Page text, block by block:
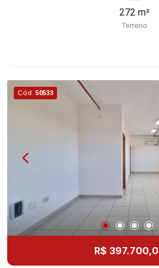
selecionou para você: - 272m² de área terreno -
Plano - Esquina positiva Martinelli Imobiliária -
de casas e terrenos
nos bairros mais desejados da
reconhecidos por sua
qualidade de vida incomparável. Atuamos
bairros de maior prestígio da
da Boa Vista, Jardim
D`Água, Vila do Golfe, City
Canadá, Guaporé, Ilhas do
Aliança, Boulevard,
América, Alto do Ipê, Jardim
Jardim Califórnia, Quinta da
Paulista, Vila Seixas, Jardim
Paulistano, Lagoinha,
272 m²
Terreno
Cód. 50533
R$